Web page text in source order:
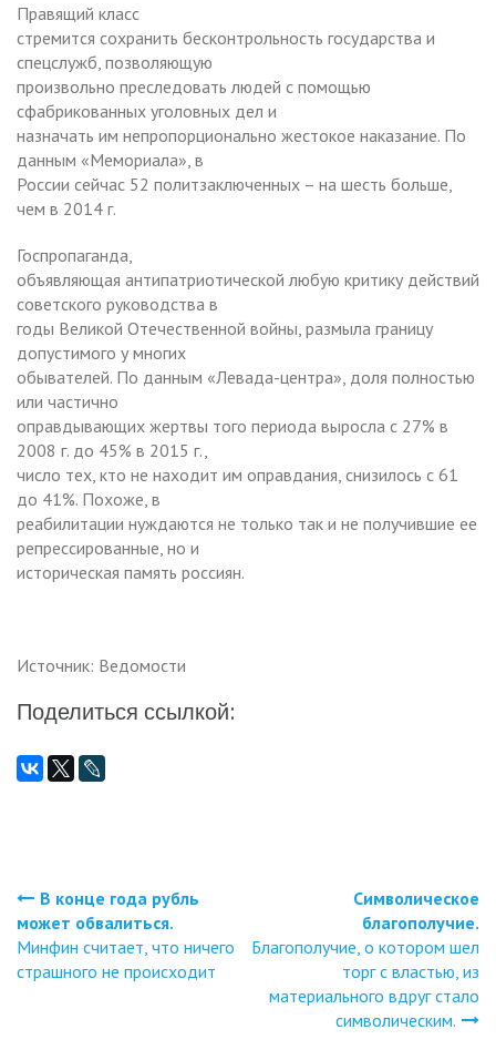
Правящий класс
стремится сохранить бесконтрольность государства и
спецслужб, позволяющую
произвольно преследовать людей с помощью
сфабрикованных уголовных дел и
назначать им непропорционально жестокое наказание. По
данным «Мемориала», в
России сейчас 52 политзаключенных – на шесть больше,
чем в 2014 г.
Госпропаганда,
объявляющая антипатриотической любую критику действий
советского руководства в
годы Великой Отечественной войны, размыла границу
допустимого у многих
обывателей. По данным «Левада-центра», доля полностью
или частично
оправдывающих жертвы того периода выросла с 27% в
2008 г. до 45% в 2015 г.,
число тех, кто не находит им оправдания, снизилось с 61
до 41%. Похоже, в
реабилитации нуждаются не только так и не получившие ее
репрессированные, но и
историческая память россиян.
Источник: Ведомости
Поделиться ссылкой:
Навигация
по
В конце года рубль
может обвалиться.
Минфин считает, что ничего
страшного не происходит
Символическое
благополучие.
Благополучие, о котором шел
торг с властью, из
материального вдруг стало
символическим.